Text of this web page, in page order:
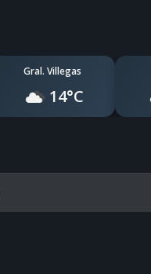
Gral. Villegas
14°C